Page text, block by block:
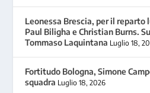
Leonessa Brescia, per il
Paul Biligha e Christian Burns.
Tommaso Laquintana Luglio 18,
Fortitudo Bologna, Simone
squadra Luglio 18, 2026